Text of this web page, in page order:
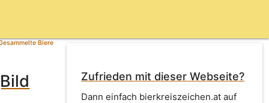
Biere
Zufrieden mit dieser Webseite?
Dann einfach bierkreiszeichen.at auf